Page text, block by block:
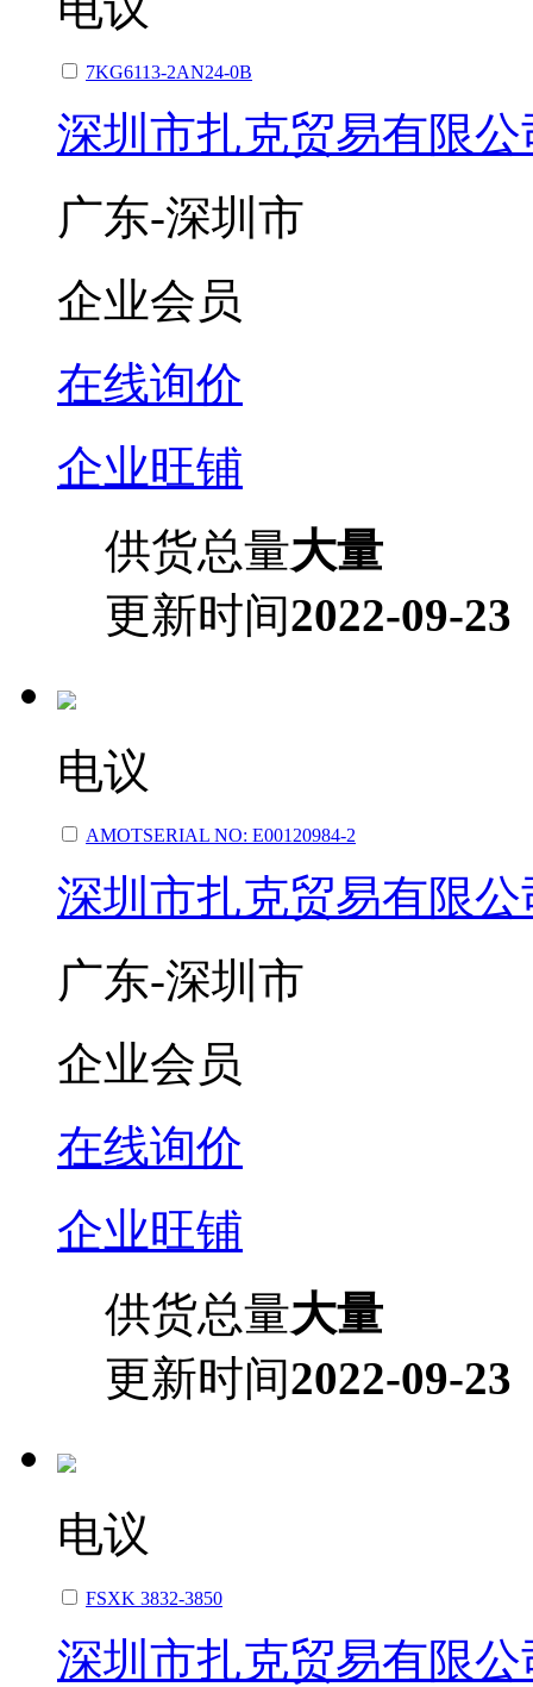
7KG6113-2AN24-0B
深圳市扎克贸易有限公
广东-深圳市
企业会员
在线询价
企业旺铺
供货总量大量
更新时间2022-09-23
电议
AMOTSERIAL NO: E00120984-2
深圳市扎克贸易有限公
广东-深圳市
企业会员
在线询价
企业旺铺
供货总量大量
更新时间2022-09-23
电议
FSXK 3832-3850
深圳市扎克贸易有限公